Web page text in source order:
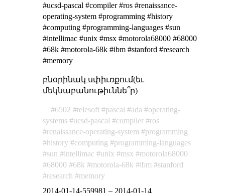
#ucsd-pascal #compiler #ros #renaissance-
operating-system #programming #history
#computing #programming-languages #sun
#intellimac #unix #msx #motorola68000 #68000
#68k #motorola-68k #ibm #stanford #research
#memory
բնօրինակ սփիւռքում(եւ
մեկնաբանութիւննե՞ր)
6502 telesoft pascal ada
operating-
systems
ucsd-pascal compiler
ros
renaissance-operating-system
programming
history
computing
programming-languages
sun
intellimac unix msx
motorola68000
68000
68k motorola-68k ibm
stanford
research
memory
2014-01-14-559981 – 2014-01-14